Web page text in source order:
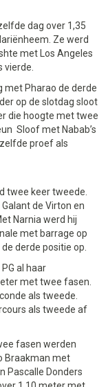
dag over 1,35
Ze werd
met Los Angeles
vierde.
met Pharao de derde
op de slotdag sloot
die hoogte met twee
Sloof met Nabab’s
proef als
twee keer tweede.
de Virton en
Narnia werd hij
met barrage op
derde positie op.
al haar
met twee fasen.
als tweede.
als tweede af
fasen werden
Braakman met
Pascalle Donders